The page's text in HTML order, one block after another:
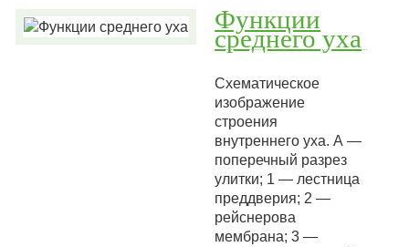
Функции
среднего уха
Схематическое
изображение
строения
внутреннего уха. А —
поперечный разрез
улитки; 1 — лестница
преддверия; 2 —
рейснерова
мембрана; 3 —